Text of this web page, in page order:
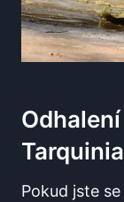
Pokud jste